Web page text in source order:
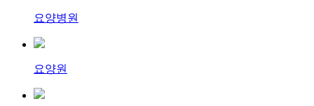
요양병원
요양원